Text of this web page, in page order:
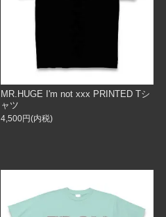
MR.HUGE I'm not xxx PRINTED Tシ
ャツ
4,500円(内税)